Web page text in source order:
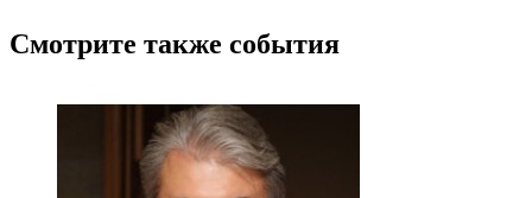
Смотрите также события